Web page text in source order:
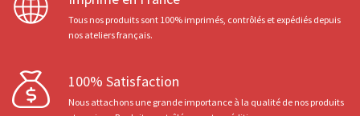
Tous nos produits sont 100% imprimés, contrôlés et expédiés depuis
nos ateliers français.
100% Satisfaction
Nous attachons une grande importance à la qualité de nos produits